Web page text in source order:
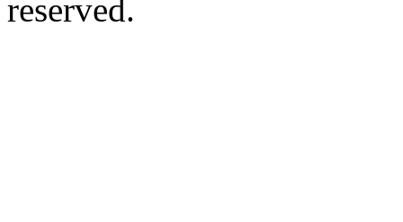
reserved.